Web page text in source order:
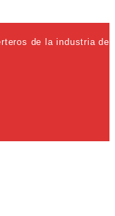
de la industria de